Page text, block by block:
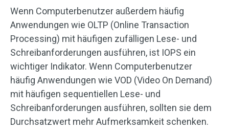
Wenn Computerbenutzer außerdem häufig
Anwendungen wie OLTP (Online Transaction
Processing) mit häufigen zufälligen Lese- und
Schreibanforderungen ausführen, ist IOPS ein
wichtiger Indikator. Wenn Computerbenutzer
häufig Anwendungen wie VOD (Video On Demand)
mit häufigen sequentiellen Lese- und
Schreibanforderungen ausführen, sollten sie dem
Durchsatzwert mehr Aufmerksamkeit schenken.